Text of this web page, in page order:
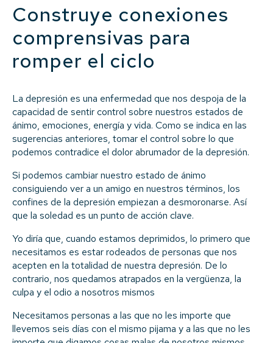
Construye conexiones
comprensivas para
romper el ciclo
La depresión es una enfermedad que nos despoja de la
capacidad de sentir control sobre nuestros estados de
ánimo, emociones, energía y vida. Como se indica en las
sugerencias anteriores, tomar el control sobre lo que
podemos contradice el dolor abrumador de la depresión.
Si podemos cambiar nuestro estado de ánimo
consiguiendo ver a un amigo en nuestros términos, los
confines de la depresión empiezan a desmoronarse. Así
que la soledad es un punto de acción clave.
Yo diría que, cuando estamos deprimidos, lo primero que
necesitamos es estar rodeados de personas que nos
acepten en la totalidad de nuestra depresión. De lo
contrario, nos quedamos atrapados en la vergüenza, la
culpa y el odio a nosotros mismos
Necesitamos personas a las que no les importe que
llevemos seis días con el mismo pijama y a las que no les